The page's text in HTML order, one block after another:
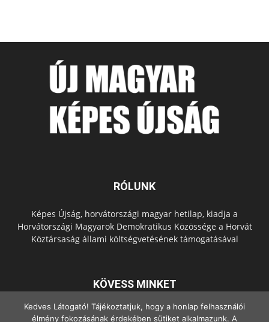
RÓLUNK
Képes Újság, horvátországi magyar hetilap, kiadja a
Horvátországi Magyarok Demokratikus Közössége a Horvát
Köztársaság állami költségvetésének támogatásával
KÖVESS MINKET
Kedves Látogató! Tájékoztatjuk, hogy a honlap felhasználói
élmény fokozásának érdekében sütiket alkalmazunk. A